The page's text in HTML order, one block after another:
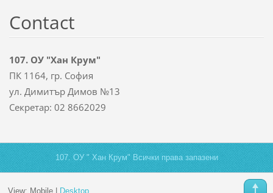
Contact
107. ОУ "Хан Крум"
ПК 1164, гр. София
ул. Димитър Димов №13
Секретар: 02 8662029
107. ОУ " Хан Крум" Всички права запазени
View: Mobile| Desktop